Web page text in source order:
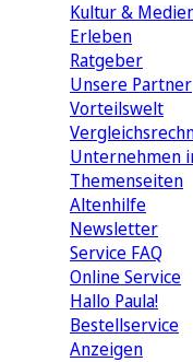
Kultur &
Erleben
Ratgeber
Unsere Partner
Vorteilswelt
Unternehmen
Themenseiten
Altenhilfe
Newsletter
Service FAQ
Online Service
Hallo Paula!
Bestellservice
Anzeigen